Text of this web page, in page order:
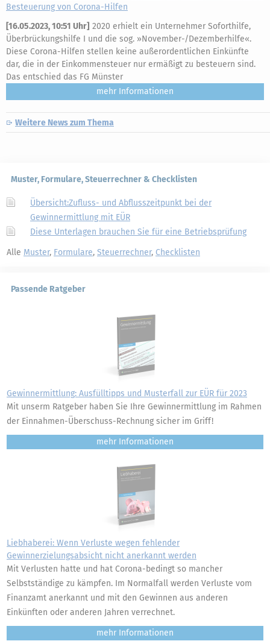
Besteuerung von Corona-Hilfen
[16.05.2023, 10:51 Uhr] 2020 erhielt ein Unternehmer Soforthilfe,
Überbrückungshilfe I und die sog. »November-/Dezemberhilfe«.
Diese Corona-Hilfen stellen keine außerordentlichen Einkünfte
dar, die in der Einkommensteuer nur ermäßigt zu besteuern sind.
Das entschied das FG Münster
mehr
Weitere News zum Thema
Muster, Formulare, Steuerrechner & Checklisten
Übersicht:Zufluss- und Abflusszeitpunkt bei der
Gewinnermittlung mit EÜR
Diese Unterlagen brauchen Sie für eine Betriebsprüfung
Alle Muster, Formulare, Steuerrechner, Checklisten
Passende Ratgeber
Gewinnermittlung: Ausfülltipps und Musterfall zur EÜR für 2023
Mit unserm Ratgeber haben Sie Ihre Gewinnermittlung im Rahmen
der Einnahmen-Überschuss-Rechnung sicher im Griff!
mehr
Liebhaberei: Wenn Verluste wegen fehlender
Gewinnerzielungsabsicht nicht anerkannt werden
Mit Verlusten hatte und hat Corona-bedingt so mancher
Selbstständige zu kämpfen. Im Normalfall werden Verluste vom
Finanzamt anerkannt und mit den Gewinnen aus anderen
Einkünften oder anderen Jahren verrechnet.
mehr